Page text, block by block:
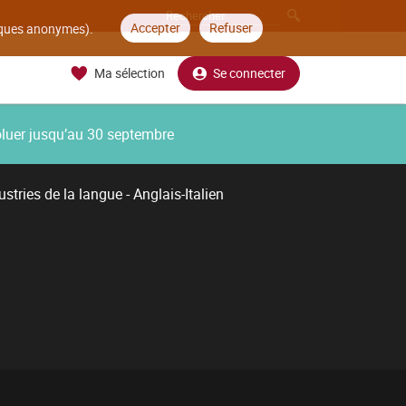
anonymes). Accepter Refuser
Ma sélection Se connecter
jusqu’au 30 septembre
de la langue - Anglais-Italien